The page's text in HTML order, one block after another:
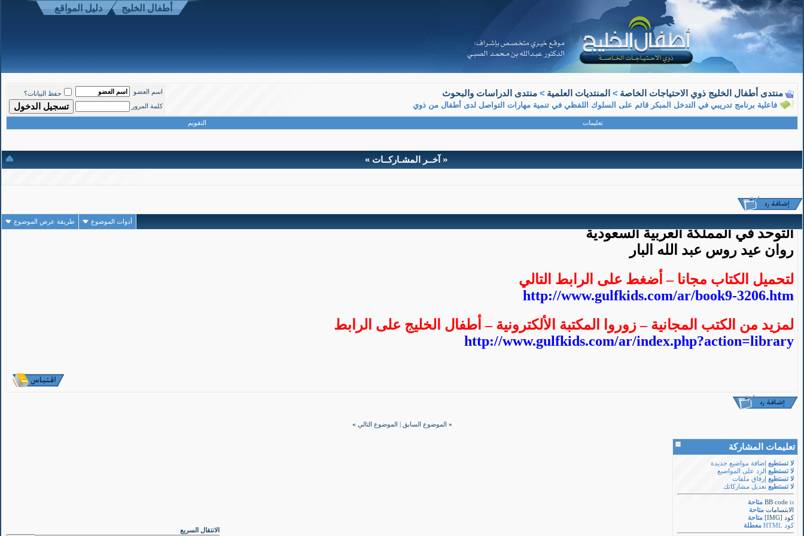
أطفال الخليج دليل المواقع
منتدى أطفال الخليج ذوي الاحتياجات الخاصة > المنتديات العلمية > منتدى الدراسات والبحوث
فاعلية برنامج تدريبي في التدخل المبكر قائم على السلوك اللفظي في تنمية مهارات التواصل لدى أطفال من ذوي
اسم العضو
حفظ البيانات؟
كلمة المرور
تعليمات التقويم
« آخــر المشـاركــات »
أدوات الموضوع طريقة عرض الموضوع
معلم متقاعد
عضو ذهبي
تاريخ التسجيل: Mar 2008
المشاركات: 1,190
فاعلية برنامج تدريبي في التدخل المبكر قائم على السلوك اللفظي في تنمية مهارات التواصل لدى أطفال من ذوي
التوحد في المملكة العربية السعودية
روان عيد روس عبد الله البار
لتحميل الكتاب مجانا – أضغط على الرابط التالي
http://www.gulfkids.com/ar/book9-3206.htm
لمزيد من الكتب المجانية – زوروا المكتبة الألكترونية – أطفال الخليج على الرابط
http://www.gulfkids.com/ar/index.php?action=library
« الموضوع السابق الموضوع التالي »
تعليمات المشاركة
لا تستطيع إضافة مواضيع جديدة
لا تستطيع الرد على المواضيع
لا تستطيع إرفاق ملفات
لا تستطيع تعديل مشاركاتك
BB code is
متاحة
الابتسامات متاحة
كود [IMG]
متاحة
كود HTML
معطلة
الانتقال السريع